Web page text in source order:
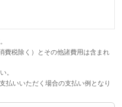
費税除く）とその他諸費用は含まれ
。
払いいただく場合の支払い例となり